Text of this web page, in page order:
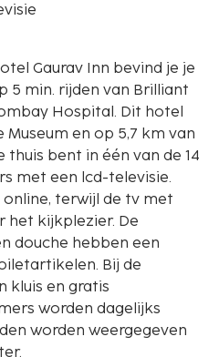
Gaurav Inn bevind je je
5 min. rijden van Brilliant
Hospital. Dit hotel
Museum en op 5,7 km van
thuis bent in één van de 14
met een lcd-televisie.
terwijl de tv met
het kijkplezier. De
douche hebben een
Bij de
kluis en gratis
worden dagelijks
worden weergegeven